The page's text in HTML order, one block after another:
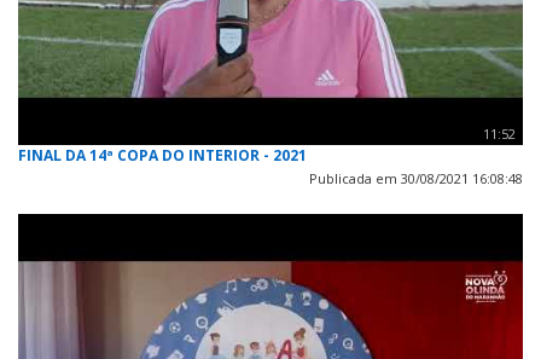
11:52
FINAL DA 14ª COPA DO INTERIOR - 2021
Publicada em 30/08/2021 16:08:48